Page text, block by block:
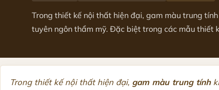
Trong thiết kế nội thất hiện đại, gam màu trung
tuyên ngôn thẩm mỹ. Đặc biệt trong các mẫu thiết
Trong thiết kế nội thất hiện đại, gam màu trung tính